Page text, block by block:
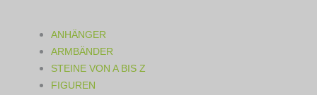
ANHÄNGER
ARMBÄNDER
STEINE VON A BIS Z
FIGUREN